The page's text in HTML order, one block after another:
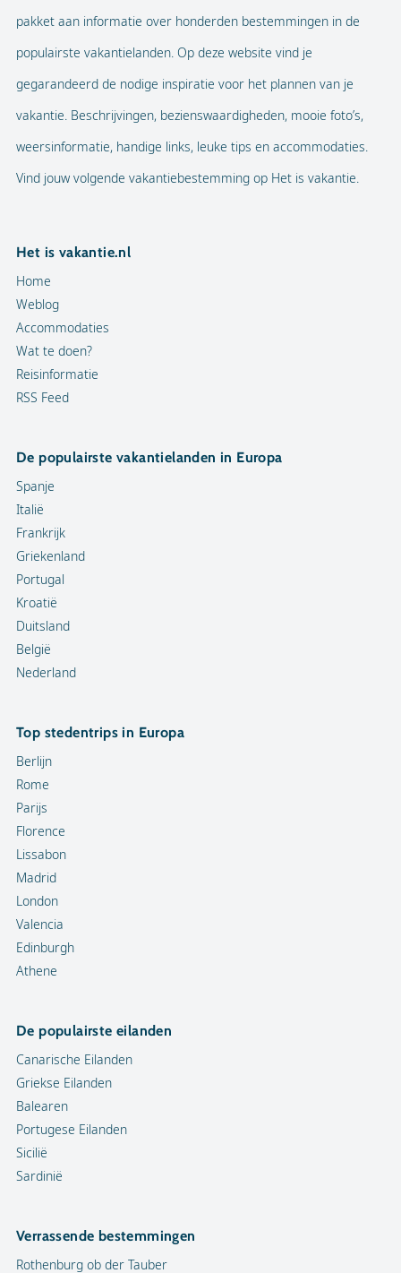
pakket aan informatie over honderden bestemmingen in de
populairste vakantielanden. Op deze website vind je
gegarandeerd de nodige inspiratie voor het plannen van je
vakantie. Beschrijvingen, bezienswaardigheden, mooie foto’s,
weersinformatie, handige links, leuke tips en accommodaties.
Vind jouw volgende vakantiebestemming op Het is vakantie.
Het is vakantie.nl
Home
Weblog
Accommodaties
Wat te doen?
Reisinformatie
RSS Feed
De populairste vakantielanden in Europa
Spanje
Italië
Frankrijk
Griekenland
Portugal
Kroatië
Duitsland
België
Nederland
Top stedentrips in Europa
Berlijn
Rome
Parijs
Florence
Lissabon
Madrid
London
Valencia
Edinburgh
Athene
De populairste eilanden
Canarische Eilanden
Griekse Eilanden
Balearen
Portugese Eilanden
Sicilië
Sardinië
Verrassende bestemmingen
Rothenburg ob der Tauber